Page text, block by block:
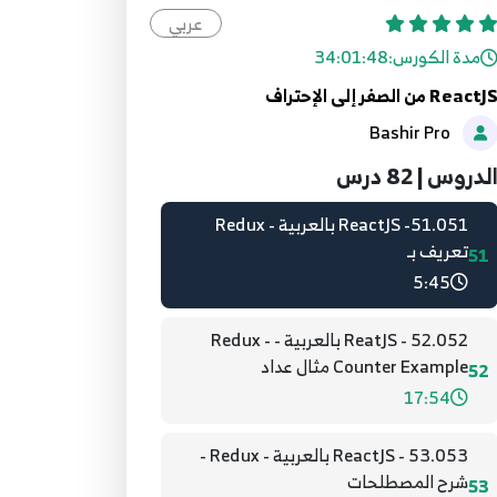
عربي
مدة الكورس:34:01:48
ReactJS من الصفر إلى الإحتراف
الدروس | 82 درس
49
Router - Preventing Transitions
4:08
50
Router - withRouter HOC
4:00
51
51.051- ReactJS بالعربية - Redux
تعريف بـ
5:45
52
52.052 - ReatJS بالعربية - Redux -
Counter Example مثال عداد
17:54
53
53.053 - ReactJS بالعربية - Redux -
شرح المصطلحات